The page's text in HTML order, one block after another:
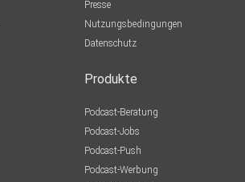
Presse
Nutzungsbedingungen
Datenschutz
Produkte
Podcast-Beratung
Podcast-Jobs
Podcast-Push
Podcast-Werbung